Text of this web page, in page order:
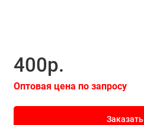
400р.
Оптовая цена по запросу
Заказать